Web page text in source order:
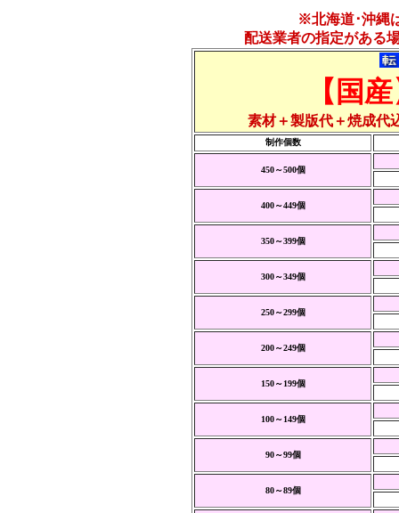
※北海道･沖縄
配送業者の指定がある
【国
素材＋製版代＋焼成代
制作個数
450～500個
400～449個
350～399個
300～349個
250～299個
200～249個
150～199個
100～149個
90～99個
80～89個